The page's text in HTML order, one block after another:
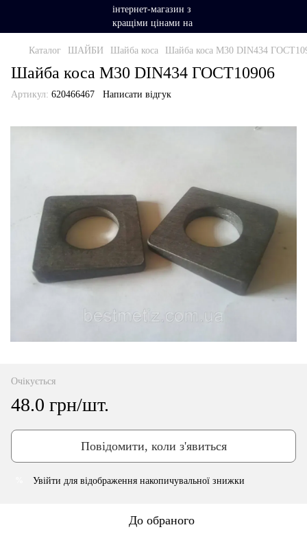
Каталог ШАЙБИ Шайба коса Шайба коса М30 DIN434
Шайба коса М30 DIN434 ГОСТ10906
Артикул: 620466467 Написати відгук
Очікується
48.0 грн/шт.
Повідомити, коли з'явиться
Увійти для відображення накопичувальної знижки
До обраного